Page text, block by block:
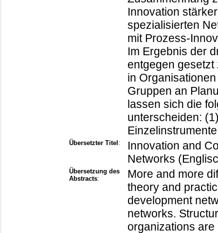
Innovation
spezialisierten
mit Prozess-
Im Ergebnis der
entgegen
in
Gruppen an
lassen sich die
unterscheiden:
Übersetzter Titel :
Innovation and
Networks
Übersetzung des
Abstracts:
More and more
theory and
development
networks.
organizations